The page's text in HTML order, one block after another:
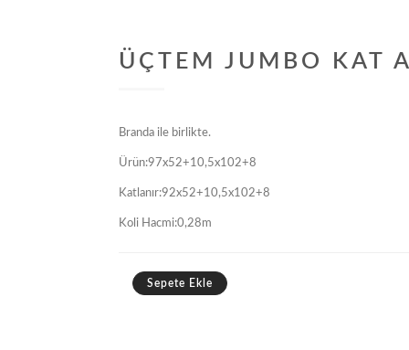
ÜÇTEM JUMBO KAT
Branda ile birlikte.
Ürün:97x52+10,5x102+8
Katlanır:92x52+10,5x102+8
Koli Hacmi:0,28m
Sepete Ekle